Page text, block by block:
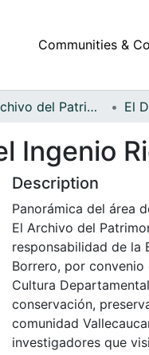
Communities &
Fondo Archivo del Patrimonio Fotográfico y Fílmico del Valle del Cauca El
Ingenio
Description
Panorámica del área
El Archivo del
responsabilidad de la
Borrero, por
Cultura
conservación,
comunidad
investigadores que